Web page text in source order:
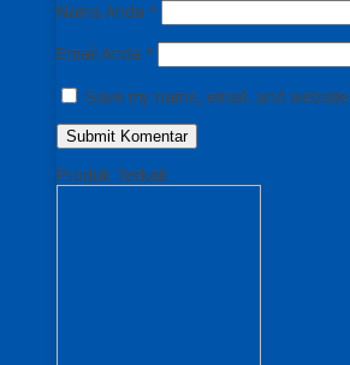
Nama Anda *
Email Anda *
Save my name, email, and
Produk Terkait